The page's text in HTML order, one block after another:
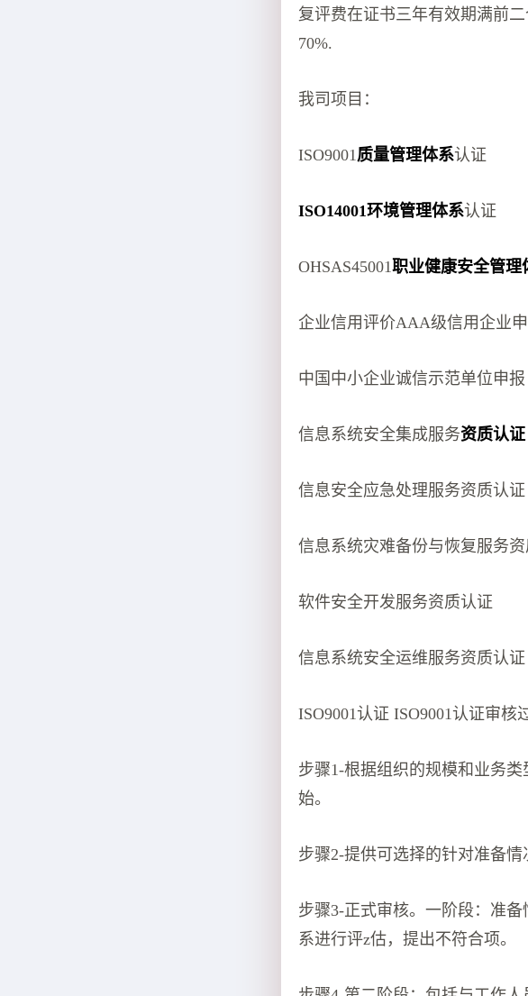
复评费在证书三年有效期满前
70%.
我司项目：
ISO9001质量管理体系认证
ISO14001环境管理体系认证
OHSAS45001职业健康安全管理
企业信用评价AAA级信用企业
中国中小企业诚信示范单位申报
信息系统安全集成服务资质认证
信息安全应急处理服务资质认证
信息系统灾难备份与恢复服务
软件安全开发服务资质认证
信息系统安全运维服务资质认证
ISO9001认证 ISO9001认证审核
步骤1-根据组织的规模和业务
始。
步骤2-提供可选择的针对准备情
步骤3-正式审核。一阶段：准
系进行评z估，提出不符合项。